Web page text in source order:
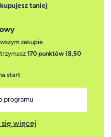
taniej
zakupie
170 punktów (8,50
start
programu
więcej